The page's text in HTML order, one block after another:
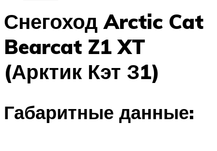
Снегоход Arctic Cat
Bearcat Z1 XT
(Арктик Кэт З1)
Габаритные данные: